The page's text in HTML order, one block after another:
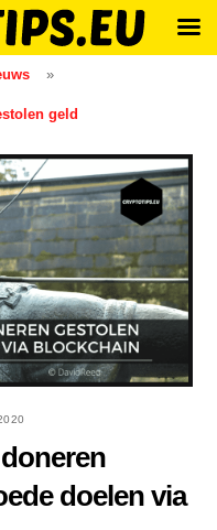
»
geld
doelen via